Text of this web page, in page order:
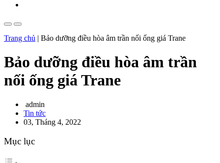
Trang chủ | Bảo dưỡng điều hòa âm trần nối ống giá Trane
Bảo dưỡng điều hòa âm trần
nối ống giá Trane
admin
Tin tức
03, Tháng 4, 2022
Mục lục